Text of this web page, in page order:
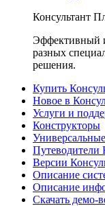
Консультант
Эффективный
разных
решения.
Купить
Новое в
Услуги и
Конструкторы
Путеводители
Версии
Описание
Описание
Скачать демо-